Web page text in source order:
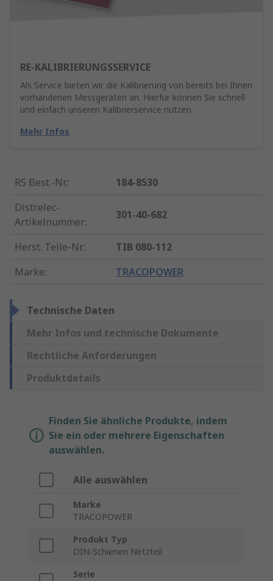
RE-KALIBRIERUNGSSERVICE
Als Service bieten wir die Kalibrierung von bereits bei Ihnen
vorhandenen Messgeräten an. Hierfür können Sie schnell
und einfach unseren Kalibrierservice nutzen.
Mehr Infos
RS Best.-Nr.:
184-8530
Distrelec-
Artikelnummer:
301-40-682
Herst. Teile-Nr.:
TIB 080-112
Marke: TRACOPOWER
Technische Daten
Mehr Infos und technische Dokumente
Rechtliche Anforderungen
Produktdetails
Finden Sie ähnliche Produkte, indem
Sie ein oder mehrere Eigenschaften
auswählen.
Alle auswählen
Marke
TRACOPOWER
Produkt Typ
DIN-Schienen Netzteil
Serie